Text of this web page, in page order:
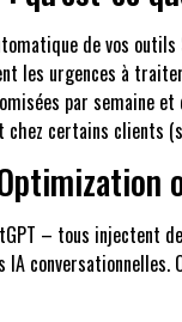
de vos
les urgences à
par semaine
chez certains clients
– tous injectent
conversationnelles.